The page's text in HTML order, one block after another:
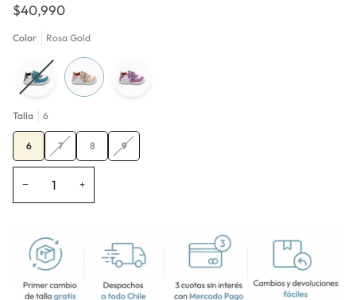
$40,990
Color Rosa Gold
Talla 6
6 7Variante
agotada
disponible
8 9Variante
agotada
− +